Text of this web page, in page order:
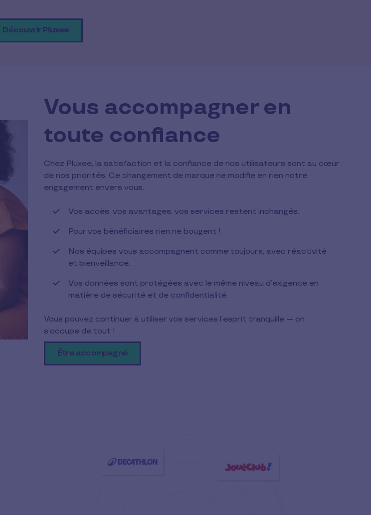
Découvrir Pluxee
Vous accompagner en
toute confiance
Chez Pluxee, la satisfaction et la confiance de nos utilisateurs sont au cœur
de nos priorités. Ce changement de marque ne modifie en rien notre
engagement envers vous.
Vos accès, vos avantages, vos services restent inchangés.
Pour vos bénéficiaires rien ne bougent !
Nos équipes vous accompagnent comme toujours, avec réactivité
et bienveillance.
Vos données sont protégées avec le même niveau d’exigence en
matière de sécurité et de confidentialité.
Vous pouvez continuer à utiliser vos services l’esprit tranquille — on
s’occupe de tout !
Être accompagné